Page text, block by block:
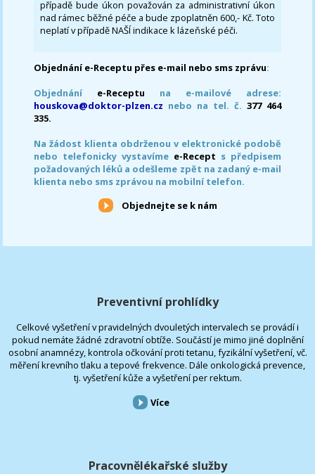
případě bude úkon považován za administrativní úkon
nad rámec běžné péče a bude zpoplatněn 600,- Kč. Toto
neplatí v případě NAŠÍ indikace k lázeňské péči.
Objednání e-Receptu přes e-mail nebo sms zprávu:
Objednání e-Receptu na e-mailové adrese:
houskova@doktor-plzen.cz nebo na tel. č. 377 464
335.
Na žádost klienta obdrženou v elektronické podobě
nebo telefonicky vystavíme e-Recept s předpisem
požadovaných léků a odešleme zpět na zadaný e-mail
klienta nebo sms zprávou na mobilní telefon.
Objednejte se k nám
Preventivní prohlídky
Celkové vyšetření v pravidelných dvouletých intervalech se provádí i
pokud nemáte žádné zdravotní obtíže. Součástí je mimo jiné doplnění
osobní anamnézy, kontrola očkování proti tetanu, fyzikální vyšetření, vč.
měření krevního tlaku a tepové frekvence. Dále onkologická prevence,
tj. vyšetření kůže a vyšetření per rektum.
Více
Pracovnělékařské služby